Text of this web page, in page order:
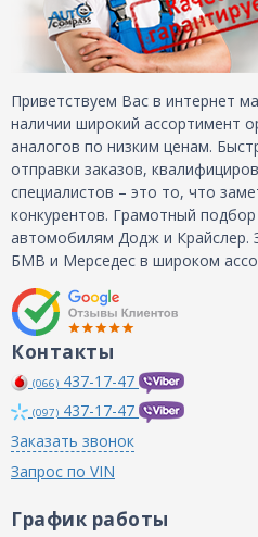
Приветствуем Вас в интернет
наличии широкий ассортимент
аналогов по низким ценам.
отправки заказов,
специалистов – это то, что
конкурентов. Грамотный
автомобилям Додж и Крайслер.
БМВ и Мерседес в широком
Контакты
(066) 437-17-47
(097) 437-17-47
Заказать звонок
Запрос по VIN
График работы